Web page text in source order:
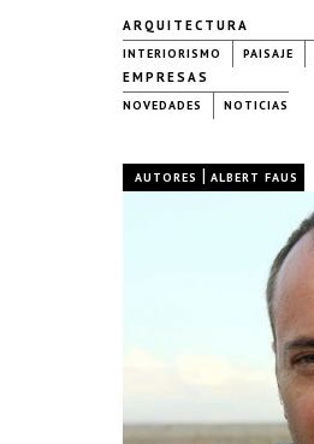
ARQUITECTURA
INTERIORISMO PAISAJE
EMPRESAS
NOVEDADES NOTICIAS
AUTORES | ALBERT FAUS